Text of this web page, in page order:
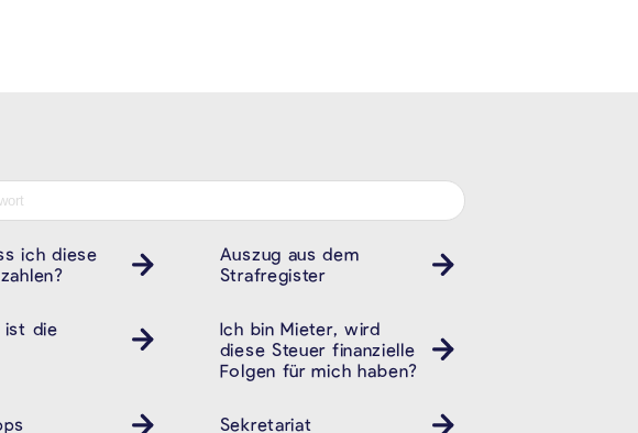
ich diese
Auszug aus dem
Strafregister
ist die
Ich bin Mieter, wird
diese Steuer finanzielle
Folgen für mich haben?
Sekretariat